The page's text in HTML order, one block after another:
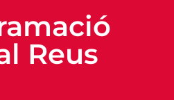
Reus